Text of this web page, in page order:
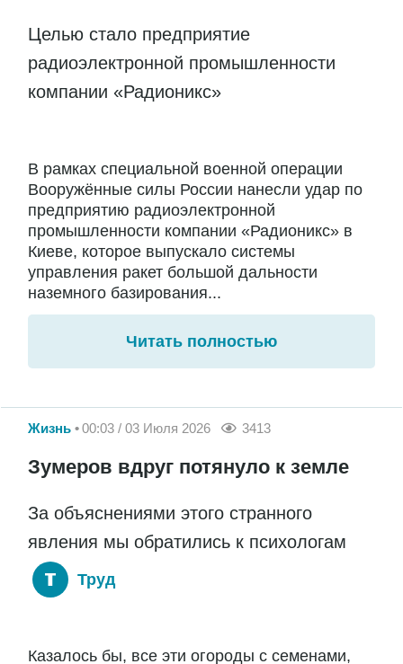
Целью стало предприятие
радиоэлектронной промышленности
компании «Радионикс»
В рамках специальной военной операции
Вооружённые силы России нанесли удар по
предприятию радиоэлектронной
промышленности компании «Радионикс» в
Киеве, которое выпускало системы
управления ракет большой дальности
наземного базирования...
Читать полностью
Жизнь 00:03 / 03 Июля 2026 3413
Зумеров вдруг потянуло к земле
За объяснениями этого странного
явления мы обратились к психологам
Труд
Казалось бы, все эти огороды с семенами,